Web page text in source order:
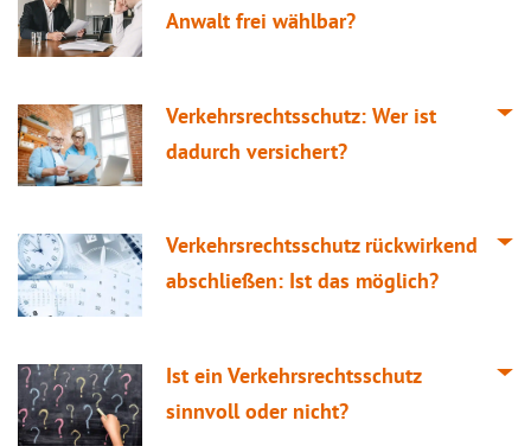
Anwalt frei wählbar?
Verkehrsrechtsschutz: Wer ist
dadurch versichert?
Verkehrsrechtsschutz rückwirkend
abschließen: Ist das möglich?
Ist ein Verkehrsrechtsschutz
sinnvoll oder nicht?